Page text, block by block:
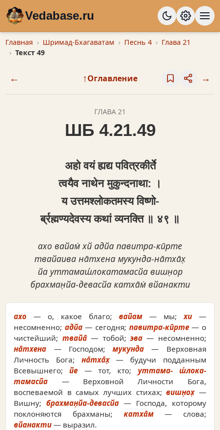
Vedabase.ru
Главная Шримад-Бхагаватам Песнь 4
Глава 21
Текст 49
← ↑Оглавление →
ГЛАВА 21
ШБ 4.21.49
अहो वयं ह्यद्य पवित्रकीर्ते
त्वयैव नाथेन मुकुन्दनाथा: ।
य उत्तमश्लोकतमस्य विष्णो-
र्ब्रह्मण्यदेवस्य कथां व्यनक्ति ॥ ४९ ॥
ахо вайам̇ хй адйа павитра-кӣрте
твайаива на̄тхена мукунда-на̄тха̄х̣
йа уттамаш́локатамасйа вишн̣ор
брахман̣йа-девасйа катха̄м̇ вйанакти
ахо — о, какое благо; вайам— мы;хи—
несомненно; адйа— сегодня; павитра-кӣрте— о
чистейший; твайа̄— тобой; эва— несомненно;
на̄тхена — Господом;мукунда — Верховная
Личность Бога; на̄тха̄х̣— будучи подданным
Всевышнего;йе — тот, кто; уттама- ш́лока-
тамасйа — Верховной Личности Бога,
воспеваемой в самых лучших стихах;вишн̣ох̣—
Вишну;брахман̣йа-девасйа — Господа, которому
поклоняются брахманы; катха̄м— слова;
вйанакти — выразил.